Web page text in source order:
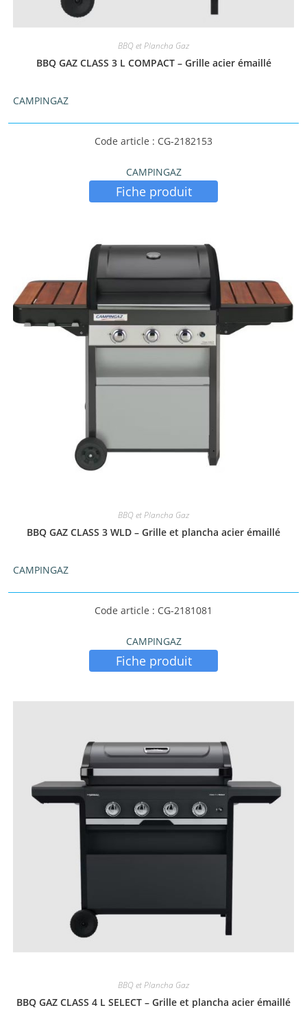
BBQ et Plancha Gaz
BBQ GAZ CLASS 3 L COMPACT – Grille acier émaillé
CAMPINGAZ
Code article : CG-2182153
CAMPINGAZ
Fiche produit
BBQ et Plancha Gaz
BBQ GAZ CLASS 3 WLD – Grille et plancha acier émaillé
CAMPINGAZ
Code article : CG-2181081
CAMPINGAZ
Fiche produit
BBQ et Plancha Gaz
BBQ GAZ CLASS 4 L SELECT – Grille et plancha acier émaillé